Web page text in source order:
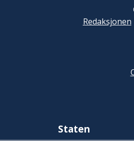
Redaksjonen
Staten